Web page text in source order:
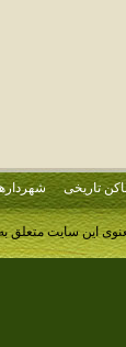
تاریخی
این سایت